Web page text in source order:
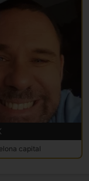
capital